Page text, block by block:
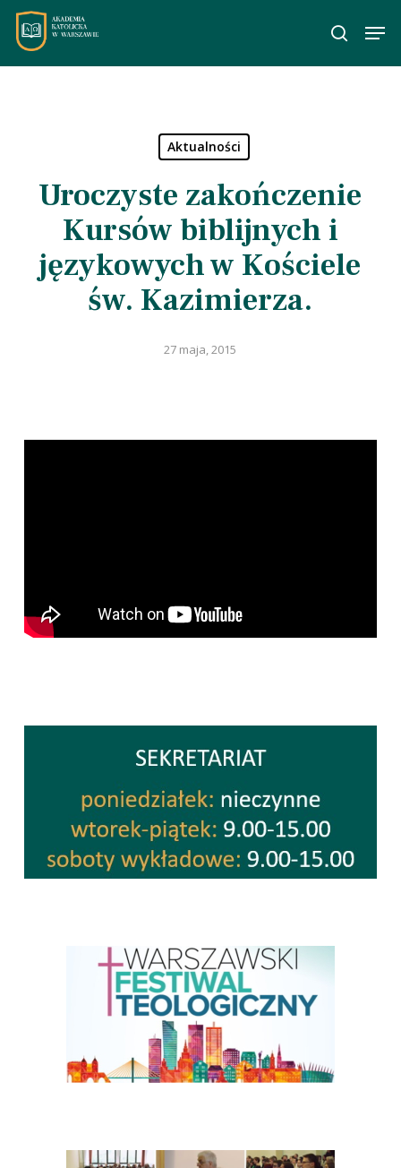
Skip
main
Aktualności
Uroczyste zakończenie
Kursów biblijnych i
językowych w Kościele
św. Kazimierza.
27 maja, 2015